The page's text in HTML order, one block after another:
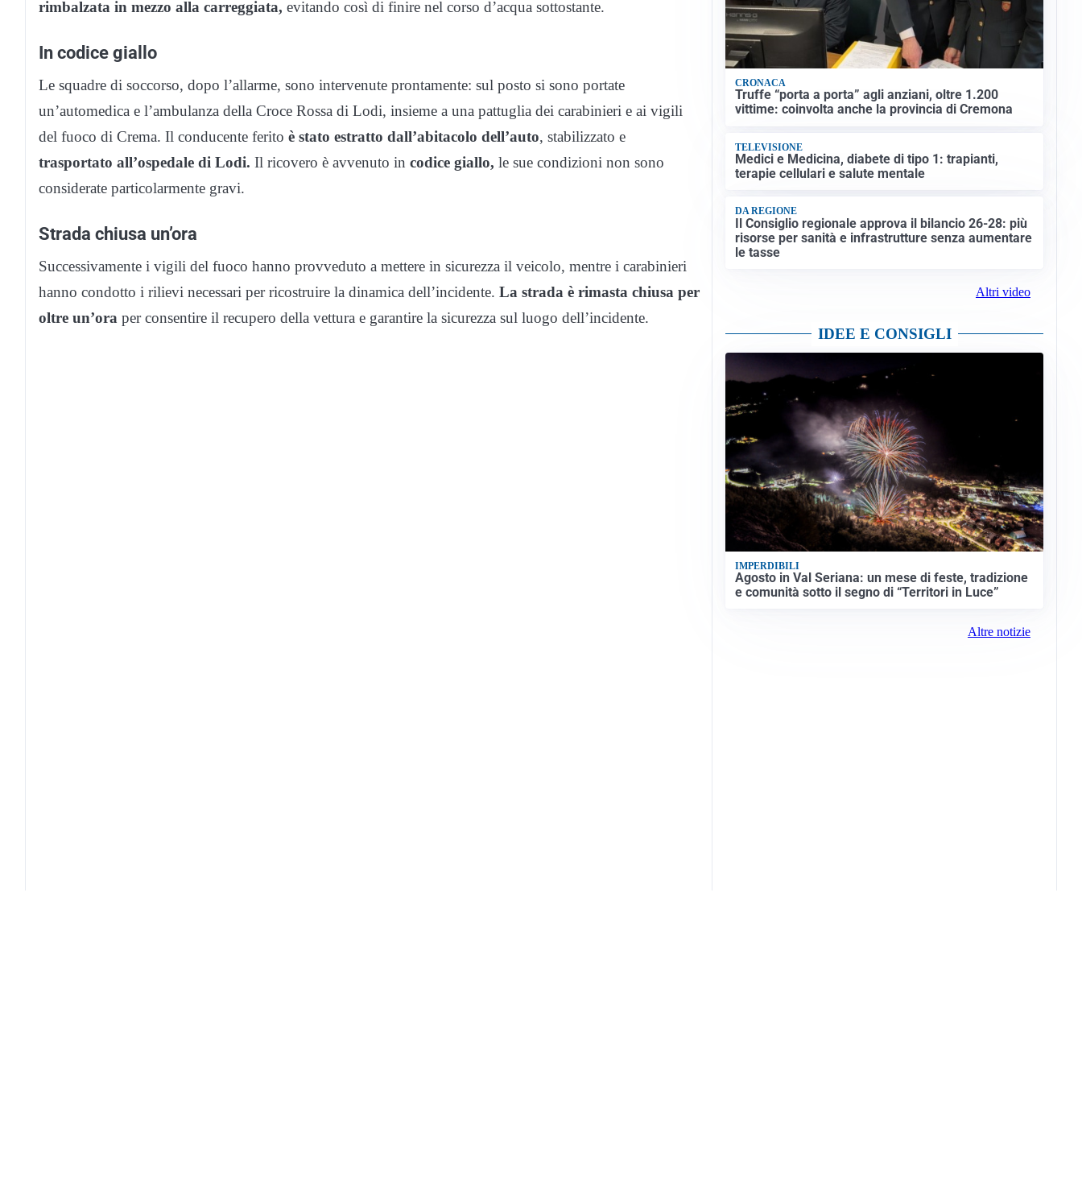
rimbalzata in mezzo alla carreggiata, evitando così di finire nel corso d’acqua sottostante.
In codice giallo
Le squadre di soccorso, dopo l’allarme, sono intervenute prontamente: sul posto si sono portate
un’automedica e l’ambulanza della Croce Rossa di Lodi, insieme a una pattuglia dei carabinieri e ai vigili
del fuoco di Crema. Il conducente ferito è stato estratto dall’abitacolo dell’auto, stabilizzato e
trasportato all’ospedale di Lodi. Il ricovero è avvenuto in codice giallo, le sue condizioni non sono
considerate particolarmente gravi.
Strada chiusa un’ora
Successivamente i vigili del fuoco hanno provveduto a mettere in sicurezza il veicolo, mentre i carabinieri
hanno condotto i rilievi necessari per ricostruire la dinamica dell’incidente. La strada è rimasta chiusa per
oltre un’ora per consentire il recupero della vettura e garantire la sicurezza sul luogo dell’incidente.
CRONACA
Truffe “porta a porta” agli anziani, oltre 1.200
vittime: coinvolta anche la provincia di Cremona
TELEVISIONE
Medici e Medicina, diabete di tipo 1: trapianti,
terapie cellulari e salute mentale
DA REGIONE
Il Consiglio regionale approva il bilancio 26-28: più
risorse per sanità e infrastrutture senza aumentare
le tasse
Altri video
IDEE E CONSIGLI
IMPERDIBILI
Agosto in Val Seriana: un mese di feste, tradizione
e comunità sotto il segno di “Territori in Luce”
Altre notizie